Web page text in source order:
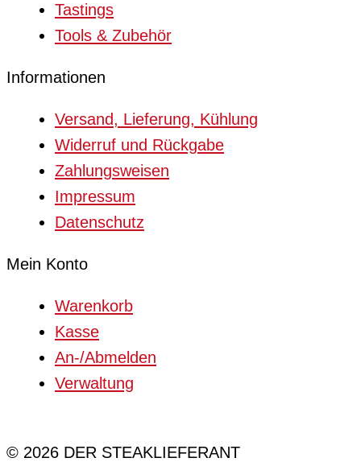
Tastings
Tools & Zubehör
Informationen
Versand, Lieferung, Kühlung
Widerruf und Rückgabe
Zahlungsweisen
Impressum
Datenschutz
Mein Konto
Warenkorb
Kasse
An-/Abmelden
Verwaltung
© 2026 DER STEAKLIEFERANT